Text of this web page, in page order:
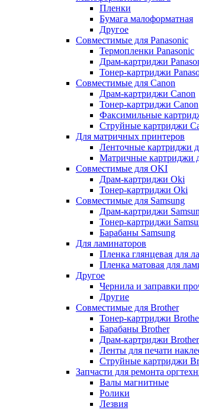
Пленки
Бумага малоформатная
Другое
Совместимые для Panasonic
Термопленки Panasonic
Драм-картриджи
Тонер-картриджи
Совместимые для Canon
Драм-картриджи Canon
Тонер-картриджи Canon
Факсимильные
Струйные картриджи
Для матричных принтеров
Ленточные картриджи
Матричные картриджи
Совместимые для OKI
Драм-картриджи Oki
Тонер-картриджи Oki
Совместимые для Samsung
Драм-картриджи
Тонер-картриджи
Барабаны Samsung
Для ламинаторов
Пленка глянцевая для
Пленка матовая для
Другое
Чернила и заправки
Другие
Совместимые для Brother
Тонер-картриджи
Барабаны Brother
Драм-картриджи Brother
Ленты для печати
Струйные картриджи
Запчасти для ремонта
Валы магнитные
Ролики
Лезвия